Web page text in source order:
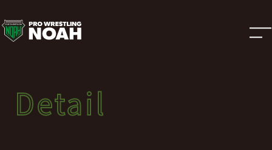
試
合
結
果
Detail
試合結果
Detail